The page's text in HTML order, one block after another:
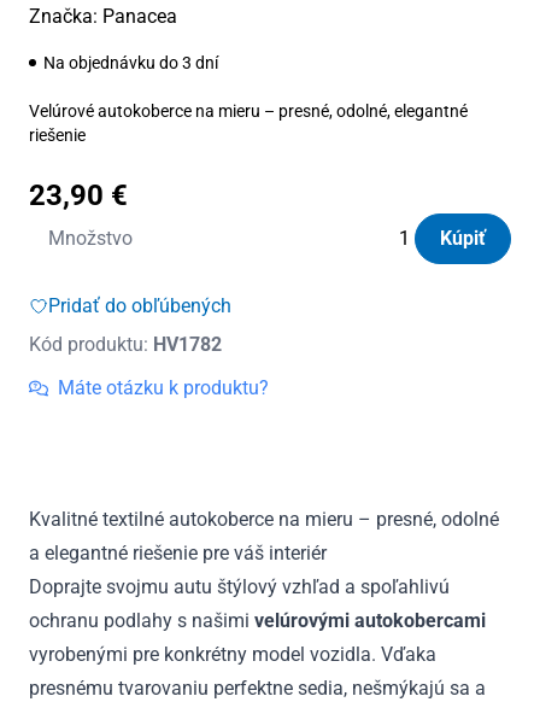
Značka: Panacea
Na objednávku do 3 dní
Velúrové autokoberce na mieru – presné, odolné, elegantné
riešenie
23,90 €
Množstvo
množstvo
textilné
Ford
C-
Kúpiť
Pridať do obľúbených
Kód produktu: HV1782
Máte otázku k produktu?
Kvalitné textilné autokoberce na mieru – presné, odolné
a elegantné riešenie pre váš interiér
Doprajte svojmu autu štýlový vzhľad a spoľahlivú
ochranu podlahy s našimi velúrovými autokobercami
vyrobenými pre konkrétny model vozidla. Vďaka
presnému tvarovaniu perfektne sedia, nešmýkajú sa a